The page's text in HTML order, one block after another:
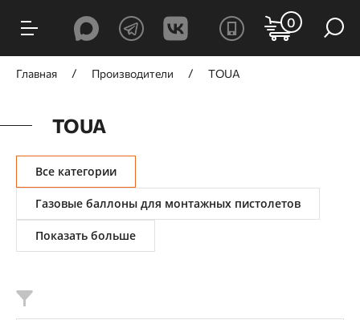
0
Главная Производители TOUA
TOUA
ФИЛЬТРЫ
Цена, ₽
от
Принцип действия
Все категории
Газовые баллоны для монтажных пистолетов
Показать больше